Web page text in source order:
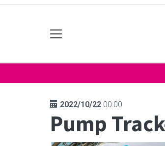
2022/10/22 00:00
Pump